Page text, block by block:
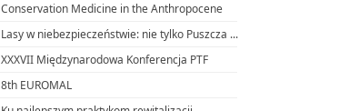
Conservation Medicine in the Anthropocene
Lasy w niebezpieczeństwie: nie tylko Puszcza ...
XXXVII Międzynarodowa Konferencja PTF
8th EUROMAL